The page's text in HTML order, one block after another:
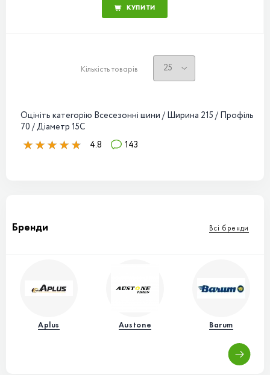
КУПИТИ
Кількість товарів
Оцініть категорію Всесезонні шини / Ширина 215 / Профіль
70 / Діаметр 15C
4.8
143
Бренди Всі бренди
Aplus Austone Barum